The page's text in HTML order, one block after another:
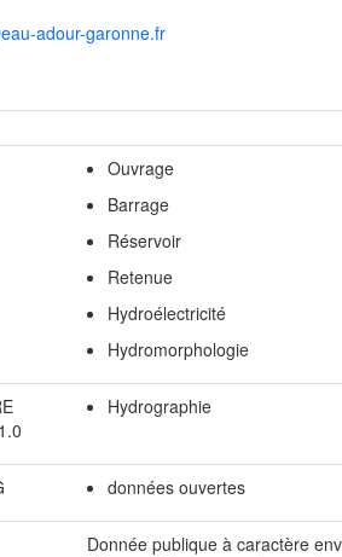
adour-garonne.fr
Ouvrage
Barrage
Réservoir
Retenue
Hydroélectricité
Hydromorphologie
Hydrographie
données ouvertes
Donnée publique à caractère